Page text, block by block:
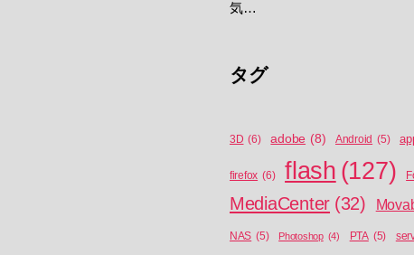
気…
タグ
3D (6) adobe (8) Android (5)
firefox (6) flash (127)
MediaCenter (32)
NAS (5) Photoshop (4) PTA (5)